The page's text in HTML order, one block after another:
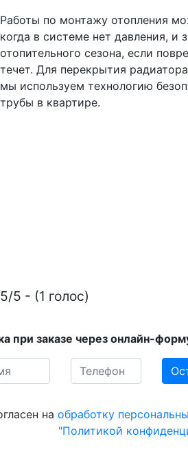
Работы по монтажу отопления
когда в системе нет давления, и
отопительного сезона, если
течет. Для перекрытия
мы используем технологию
трубы в квартире.
5/5 - (1 голос)
при заказе через онлайн-
на обработку
"Политикой